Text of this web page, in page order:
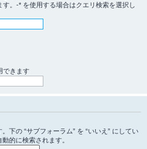
。-* を使用する場合はクエリ検索を選択し
できます
下の “サブフォーラム” を “いいえ” にしてい
的に検索されます。